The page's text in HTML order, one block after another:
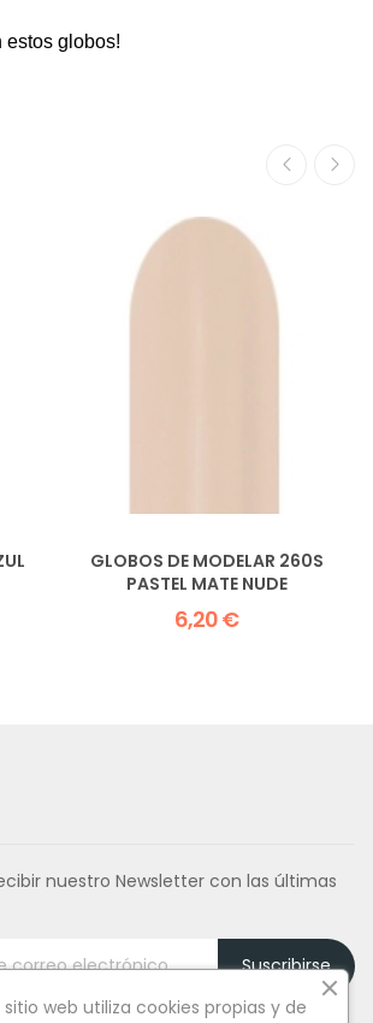
estos globos!
GLOBOS DE MODELAR 260S
PASTEL MATE NUDE
6,20 €
nuestro Newsletter con las últimas
Suscribirse
sitio web utiliza cookies propias y de